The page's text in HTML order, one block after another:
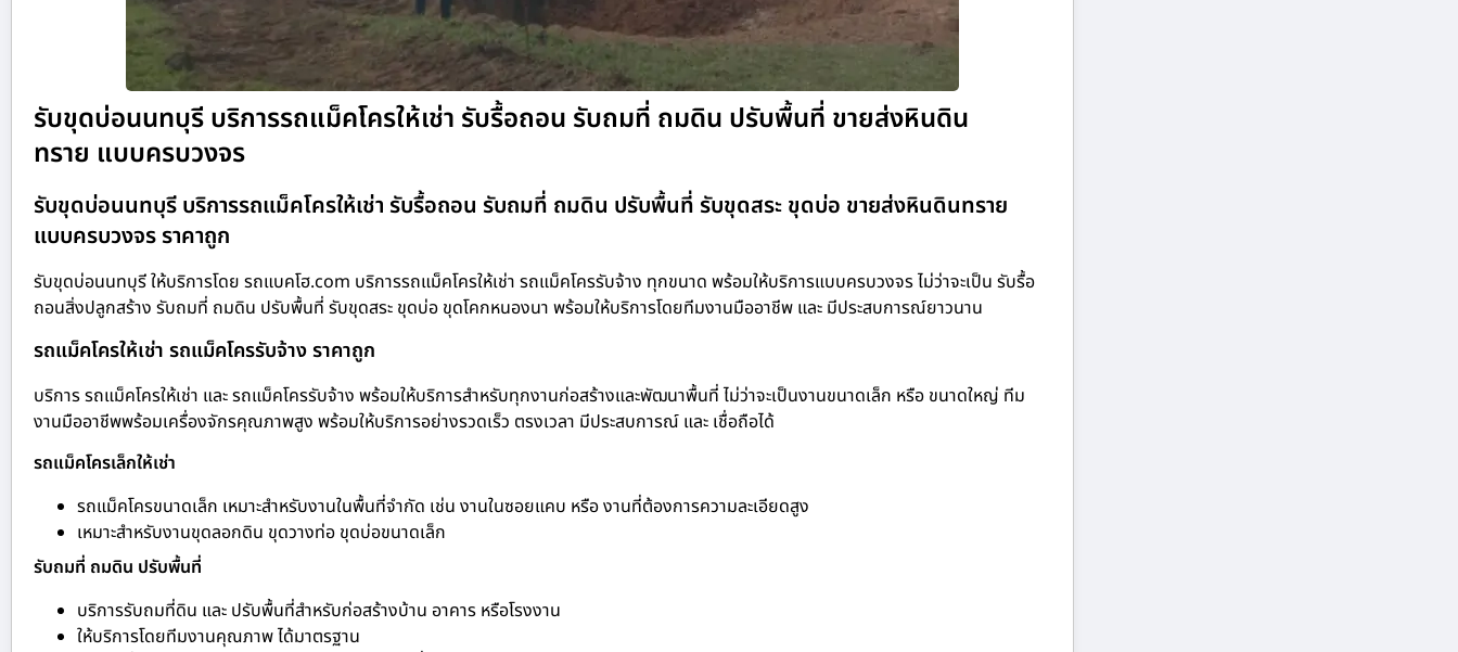
รับขุดบ่อนนทบุรี บริการรถแม็คโครให้เช่า รับรื้อถอน รับถมที่ ถมดิน ปรับพื้นที่ ขายส่งหินดิน
ทราย แบบครบวงจร
รับขุดบ่อนนทบุรี บริการรถแม็คโครให้เช่า รับรื้อถอน รับถมที่ ถมดิน ปรับพื้นที่ รับขุดสระ ขุดบ่อ ขายส่งหินดินทราย
แบบครบวงจร ราคาถูก
รับขุดบ่อนนทบุรี ให้บริการโดย รถแบคโฮ.com บริการรถแม็คโครให้เช่า รถแม็คโครรับจ้าง ทุกขนาด พร้อมให้บริการแบบครบวงจร ไม่ว่าจะเป็น รับรื้อ
ถอนสิ่งปลูกสร้าง รับถมที่ ถมดิน ปรับพื้นที่ รับขุดสระ ขุดบ่อ ขุดโคกหนองนา พร้อมให้บริการโดยทีมงานมืออาชีพ และ มีประสบการณ์ยาวนาน
รถแม็คโครให้เช่า รถแม็คโครรับจ้าง ราคาถูก
บริการ รถแม็คโครให้เช่า และ รถแม็คโครรับจ้าง พร้อมให้บริการสำหรับทุกงานก่อสร้างและพัฒนาพื้นที่ ไม่ว่าจะเป็นงานขนาดเล็ก หรือ ขนาดใหญ่ ทีม
งานมืออาชีพพร้อมเครื่องจักรคุณภาพสูง พร้อมให้บริการอย่างรวดเร็ว ตรงเวลา มีประสบการณ์ และ เชื่อถือได้
รถแม็คโครเล็กให้เช่า
รถแม็คโครขนาดเล็ก เหมาะสำหรับงานในพื้นที่จำกัด เช่น งานในซอยแคบ หรือ งานที่ต้องการความละเอียดสูง
เหมาะสำหรับงานขุดลอกดิน ขุดวางท่อ ขุดบ่อขนาดเล็ก
รับถมที่ ถมดิน ปรับพื้นที่
บริการรับถมที่ดิน และ ปรับพื้นที่สำหรับก่อสร้างบ้าน อาคาร หรือโรงงาน
ให้บริการโดยทีมงานคุณภาพ ได้มาตรฐาน